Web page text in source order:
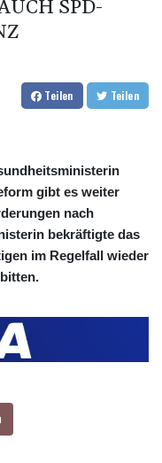
SPD-
Teilen Teilen
gibt es weiter
nach
bekräftigte das
im Regelfall wieder